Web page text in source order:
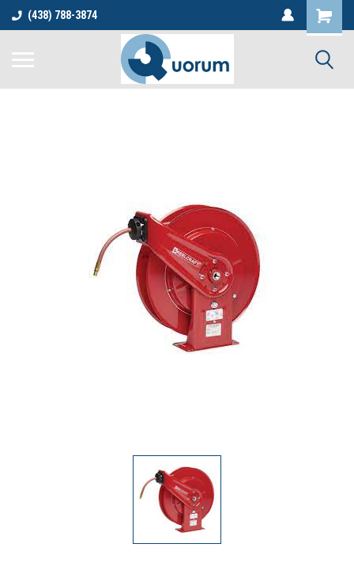
(438) 788-3874